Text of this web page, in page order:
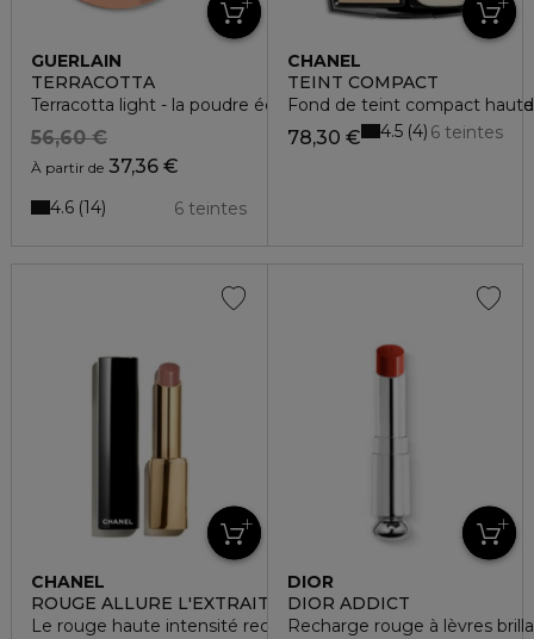
GUERLAIN
TERRACOTTA
Terracotta light - la poudre éclat bonne mine naturelle 96%
À partir de 37,36 €
56,60 €
6 teintes
4.6 14
CHANEL
TEINT COMPACT
Fond de teint compact
78,30 € 6 teintes
4.5 4
CHANEL
ROUGE ALLURE L'EXTRAIT
Le rouge haute intensité rechargeable
DIOR
DIOR ADDICT
Recharge rouge à lèvres